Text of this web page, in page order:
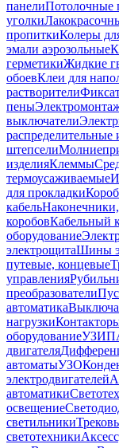
панелиПотолочные
уголки
пропиткиКолеры
эмали аэрозольные
герметикиЖидкие
обоевКлеи для
растворители
пены
выключатели
распределительные
штепсели
изделияКлеммы
термоусаживаемые
для прокладки
кабель
коробовКабельный
оборудование
электрощитаШины
путевые, концевые
управления
преобразователи
автоматика
нагрузки
оборудованиеУЗИП
двигателя
автоматыУЗО
электродвигателей
автоматики
освещение
светильники
светотехники